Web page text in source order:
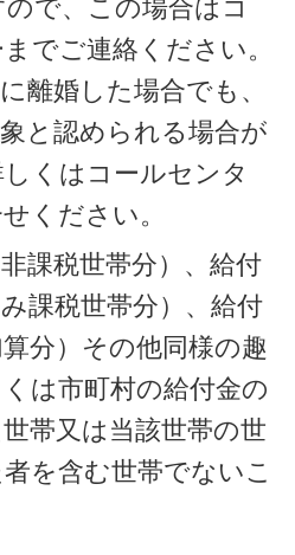
で、この場合はコ
でご連絡ください。
離婚した場合でも、
と認められる場合が
くはコールセンタ
ください。
課税世帯分）、給付
課税世帯分）、給付
分）その他同様の趣
は市町村の給付金の
帯又は当該世帯の世
を含む世帯でないこ